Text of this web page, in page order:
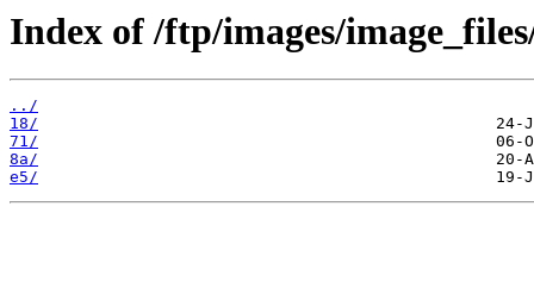
Index of /ftp/images/
../
18/
71/
8a/
e5/